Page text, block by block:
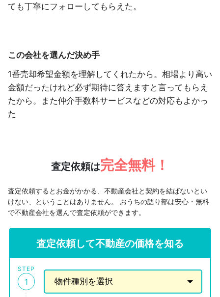
ても丁寧にフォローしてもらえた。
この会社を選んだ決め手
1番売却希望金額を理解してくれたから。相場より高い
金額だったけれど必ず期待に答えますと言ってもらえ
たから。また仲介手数料サービスなどの対応もよかっ
た
査定依頼は完全無料！
査定依頼するとお金がかかる、不動産会社と契約を結ばないとい
けない、ということはありません。 おうちの語り部は安心・無料
で不動産会社を選んで査定依頼ができます。
査定依頼して不動産の価格を知る
STEP
1